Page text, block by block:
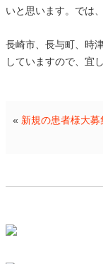
いと思います。では
長崎市、長与町、時
していますので、宜
« 新規の患者様大